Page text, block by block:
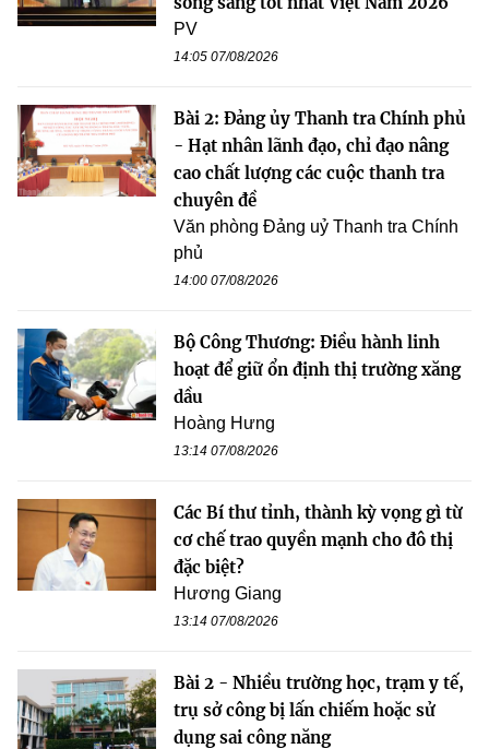
PV
14:05 07/08/2026
Bài 2: Đảng ủy Thanh tra Chính phủ
- Hạt nhân lãnh đạo, chỉ đạo nâng
cao chất lượng các cuộc thanh tra
chuyên đề
Văn phòng Đảng uỷ Thanh tra Chính
phủ
14:00 07/08/2026
Bộ Công Thương: Điều hành linh
hoạt để giữ ổn định thị trường xăng
dầu
Hoàng Hưng
13:14 07/08/2026
Các Bí thư tỉnh, thành kỳ vọng gì từ
cơ chế trao quyền mạnh cho đô thị
đặc biệt?
Hương Giang
13:14 07/08/2026
Bài 2 - Nhiều trường học, trạm y tế,
trụ sở công bị lấn chiếm hoặc sử
dụng sai công năng